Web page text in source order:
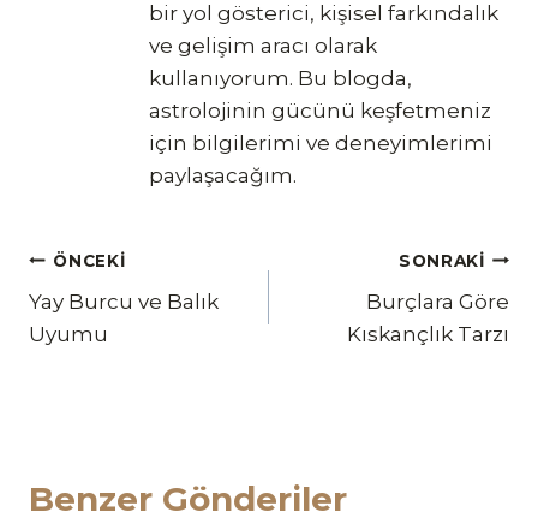
bir yol gösterici, kişisel farkındalık
ve gelişim aracı olarak
kullanıyorum. Bu blogda,
astrolojinin gücünü keşfetmeniz
için bilgilerimi ve deneyimlerimi
paylaşacağım.
Yazı
gezinmesi
ÖNCEKI
Yay Burcu ve Balık
Uyumu
SONRAKI
Burçlara Göre
Kıskançlık Tarzı
Benzer Gönderiler